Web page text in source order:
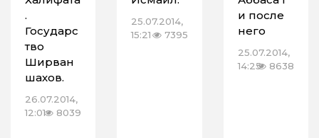
.
Государс
тво
Ширван
шахов.
26.07.2014,
12:01
8039
25.07.2014,
15:21
7395
и после
него
25.07.2014,
14:25 8638